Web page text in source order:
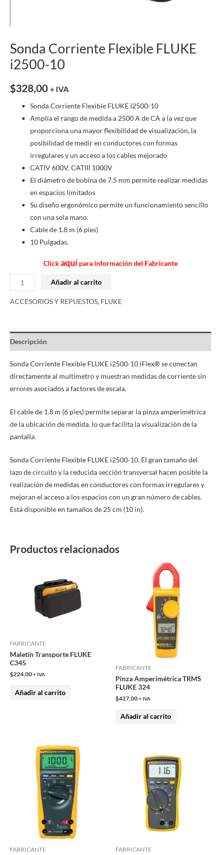
Sonda Corriente Flexible FLUKE
i2500-10
$328,00 + IVA
Sonda Corriente Flexible FLUKE i2500-10
Amplía el rango de medida a 2500 A de CA a la vez que
proporciona una mayor flexibilidad de visualización, la
posibilidad de medir en conductores con formas
irregulares y un acceso a los cables mejorado
CATIV 600V, CATIII 1000V
El diámetro de bobina de 7.5 mm permite realizar medidas
en espacios limitados
Su diseño ergonómico permite un funcionamiento sencillo
con una sola mano.
Cable de 1.8 m (6 pies)
10 Pulgadas.
Clickaquí para información del Fabricante
Añadir al carrito
ACCESORIOS Y REPUESTOS, FLUKE
Descripción
Sonda Corriente Flexible FLUKE i2500-10 iFlex® se conectan
directamente al multímetro y muestran medidas de corriente sin
errores asociados a factores de escala.
El cable de 1.8 m (6 pies) permite separar la pinza amperimétrica
de la ubicación de medida. lo que facilita la visualización de la
pantalla.
Sonda Corriente Flexible FLUKE i2500-10. El gran tamaño del
lazo de circuito y la reducida sección transversal hacen posible la
realización de medidas en conductores con formas irregulares y
mejoran el acceso a los espacios con un gran número de cables.
Está disponible en tamaños de 25 cm (10 in).
Productos relacionados
FABRICANTE
Maletín Transporte FLUKE
C345
$224,00+ IVA
Añadir al carrito
FABRICANTE
Pinza Amperimétrica TRMS
FLUKE 324
$427,00+ IVA
Añadir al carrito
FABRICANTE FABRICANTE